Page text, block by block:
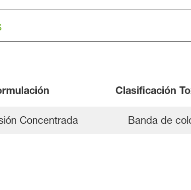
Clasificación
Concentrada Banda de